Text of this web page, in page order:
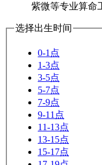
紫微等专业算命
选择出生时间
0-1点
1-3点
3-5点
5-7点
7-9点
9-11点
11-13点
13-15点
15-17点